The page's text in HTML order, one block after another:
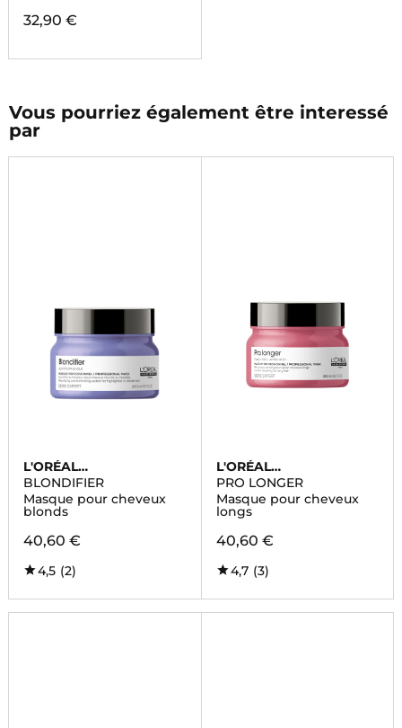
32,90 €
Vous pourriez également être interessé
par
L'ORÉAL
PROFESSIONNEL
BLONDIFIER
Masque pour cheveux
blonds
40,60 €
4,5 (2)
L'ORÉAL
PROFESSIONNEL
PRO LONGER
Masque pour cheveux
longs
40,60 €
4,7 (3)